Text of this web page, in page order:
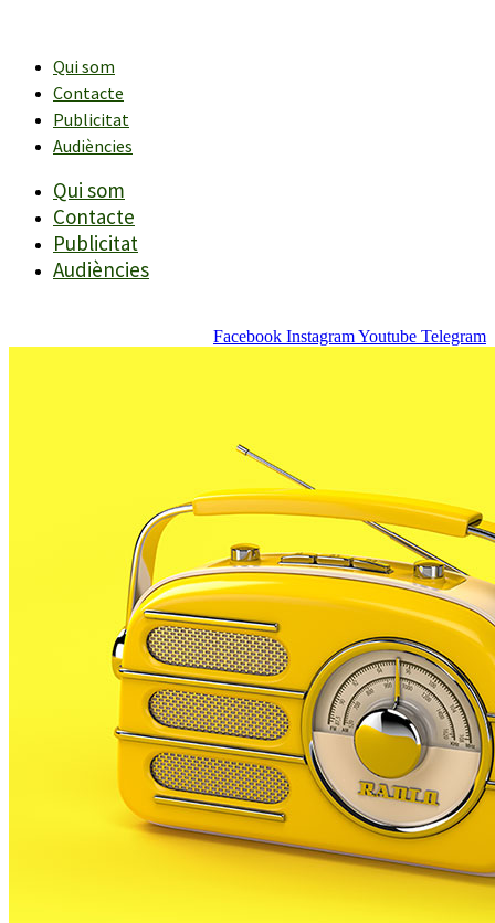
contingutQui som
Contacte
Publicitat
Audiències
Qui som
Contacte
Publicitat
Audiències
Facebook InstagramYoutube Telegram